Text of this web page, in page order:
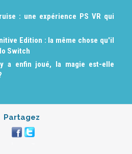
: une expérience PS VR qui
Edition : la même chose qu'il
Switch
a enfin joué, la magie est-elle
Partagez